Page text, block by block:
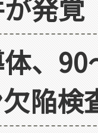
発覚
、
陥検